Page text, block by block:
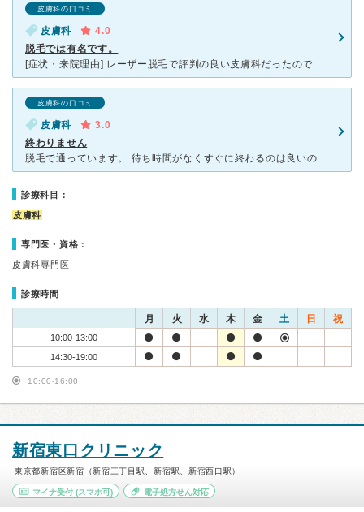
皮膚科の口コミ
皮膚科
4.0
脱毛では有名です。
[症状・来院理由] レーザー脱毛で評判の良い皮膚科だったので受診しました。 [医師の診断・治療法] 個室に通され、レーザー脱毛をしていただきました。 [感想・費用・待ち時間・看護師などスタッフ
皮膚科の口コミ
皮膚科
3.0
終わりません
脱毛で通っています。 待ち時間がなくすぐに終わるのは良いのですが、何年通っても毛が再生し終わりが見えません。 初診の医師の説明でも、クリニックのホームページの説明でも半年毎の脱毛と説明されているの
診療科目：
皮膚科
専門医・資格：
皮膚科専門医
診療時間
月 火 水 木 金 土 日 祝
10:00-13:00
14:30-19:00
10:00-16:00
新宿東口クリニック
東京都新宿区新宿（新宿三丁目駅、新宿駅、新宿西口駅）
マイナ受付 (スマホ可) 電子処方せん対応